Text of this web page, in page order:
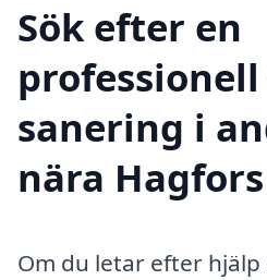
Sök efter en
sanering i
nära Hagfors
Om du letar efter